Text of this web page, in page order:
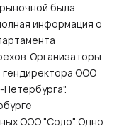
была
информация о
Организаторы
гендиректора ООО
ООО "Соло". Одно